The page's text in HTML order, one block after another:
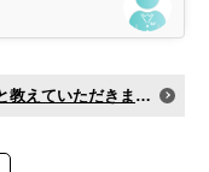
えていただきました！